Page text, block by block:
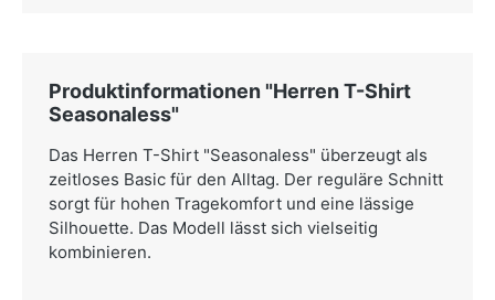
Produktinformationen "Herren T-Shirt
Seasonaless"
Das Herren T-Shirt "Seasonaless" überzeugt als
zeitloses Basic für den Alltag. Der reguläre Schnitt
sorgt für hohen Tragekomfort und eine lässige
Silhouette. Das Modell lässt sich vielseitig
kombinieren.